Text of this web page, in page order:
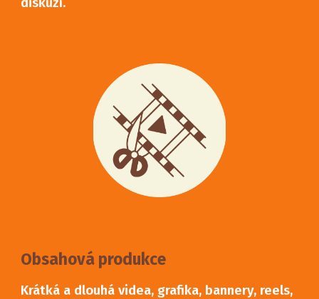
Obsahová produkce
Krátká a dlouhá videa, grafika, bannery, reels,